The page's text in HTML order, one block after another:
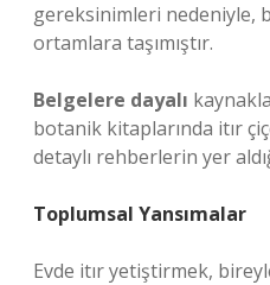
gereksinimleri nedeniyle,
ortamlara taşımıştır.
Belgelere dayalı
botanik kitaplarında itır
detaylı rehberlerin yer
Toplumsal Yansımalar
Evde itır yetiştirmek,